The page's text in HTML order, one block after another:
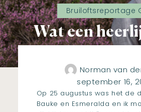
Bruiloftsreportage
Wat een
Norman van
september 16,
Op 25 augustus was het de
Bauke en Esmeralda en ik